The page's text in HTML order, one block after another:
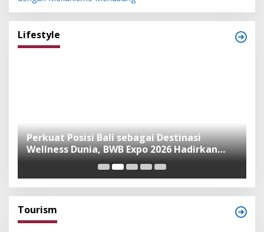
Lifestyle
Perkuat Posisi Bali sebagai Destinasi
Wellness Dunia, BWB Expo 2026 Hadirkan
Exhibitor Nasional dan Global
Tourism